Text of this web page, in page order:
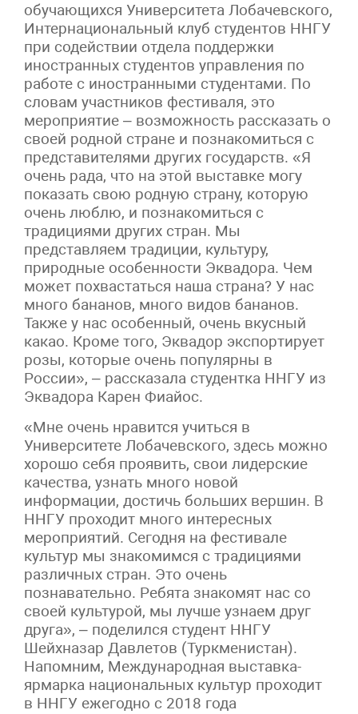
обучающихся Университета Лобачевского,
Интернациональный клуб студентов ННГУ
при содействии отдела поддержки
иностранных студентов управления по
работе с иностранными студентами. По
словам участников фестиваля, это
мероприятие – возможность рассказать о
своей родной стране и познакомиться с
представителями других государств. «Я
очень рада, что на этой выставке могу
показать свою родную страну, которую
очень люблю, и познакомиться с
традициями других стран. Мы
представляем традиции, культуру,
природные особенности Эквадора. Чем
может похвастаться наша страна? У нас
много бананов, много видов бананов.
Также у нас особенный, очень вкусный
какао. Кроме того, Эквадор экспортирует
розы, которые очень популярны в
России», – рассказала студентка ННГУ из
Эквадора Карен Фиайос.
«Мне очень нравится учиться в
Университете Лобачевского, здесь можно
хорошо себя проявить, свои лидерские
качества, узнать много новой
информации, достичь больших вершин. В
ННГУ проходит много интересных
мероприятий. Сегодня на фестивале
культур мы знакомимся с традициями
различных стран. Это очень
познавательно. Ребята знакомят нас со
своей культурой, мы лучше узнаем друг
друга», – поделился студент ННГУ
Шейхназар Давлетов (Туркменистан).
Напомним, Международная выставка-
ярмарка национальных культур проходит
в ННГУ ежегодно с 2018 года